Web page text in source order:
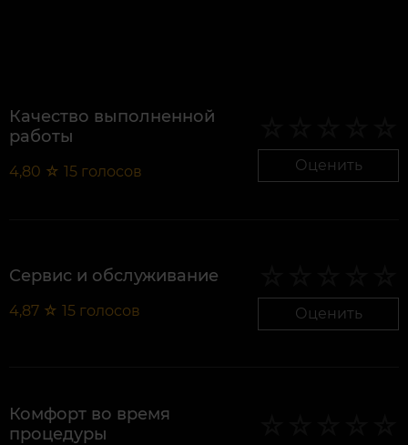
Качество выполненной
работы
4,80 ☆ 15 голосов Оценить
Сервис и обслуживание
4,87 ☆ 15 голосов Оценить
Комфорт во время
процедуры